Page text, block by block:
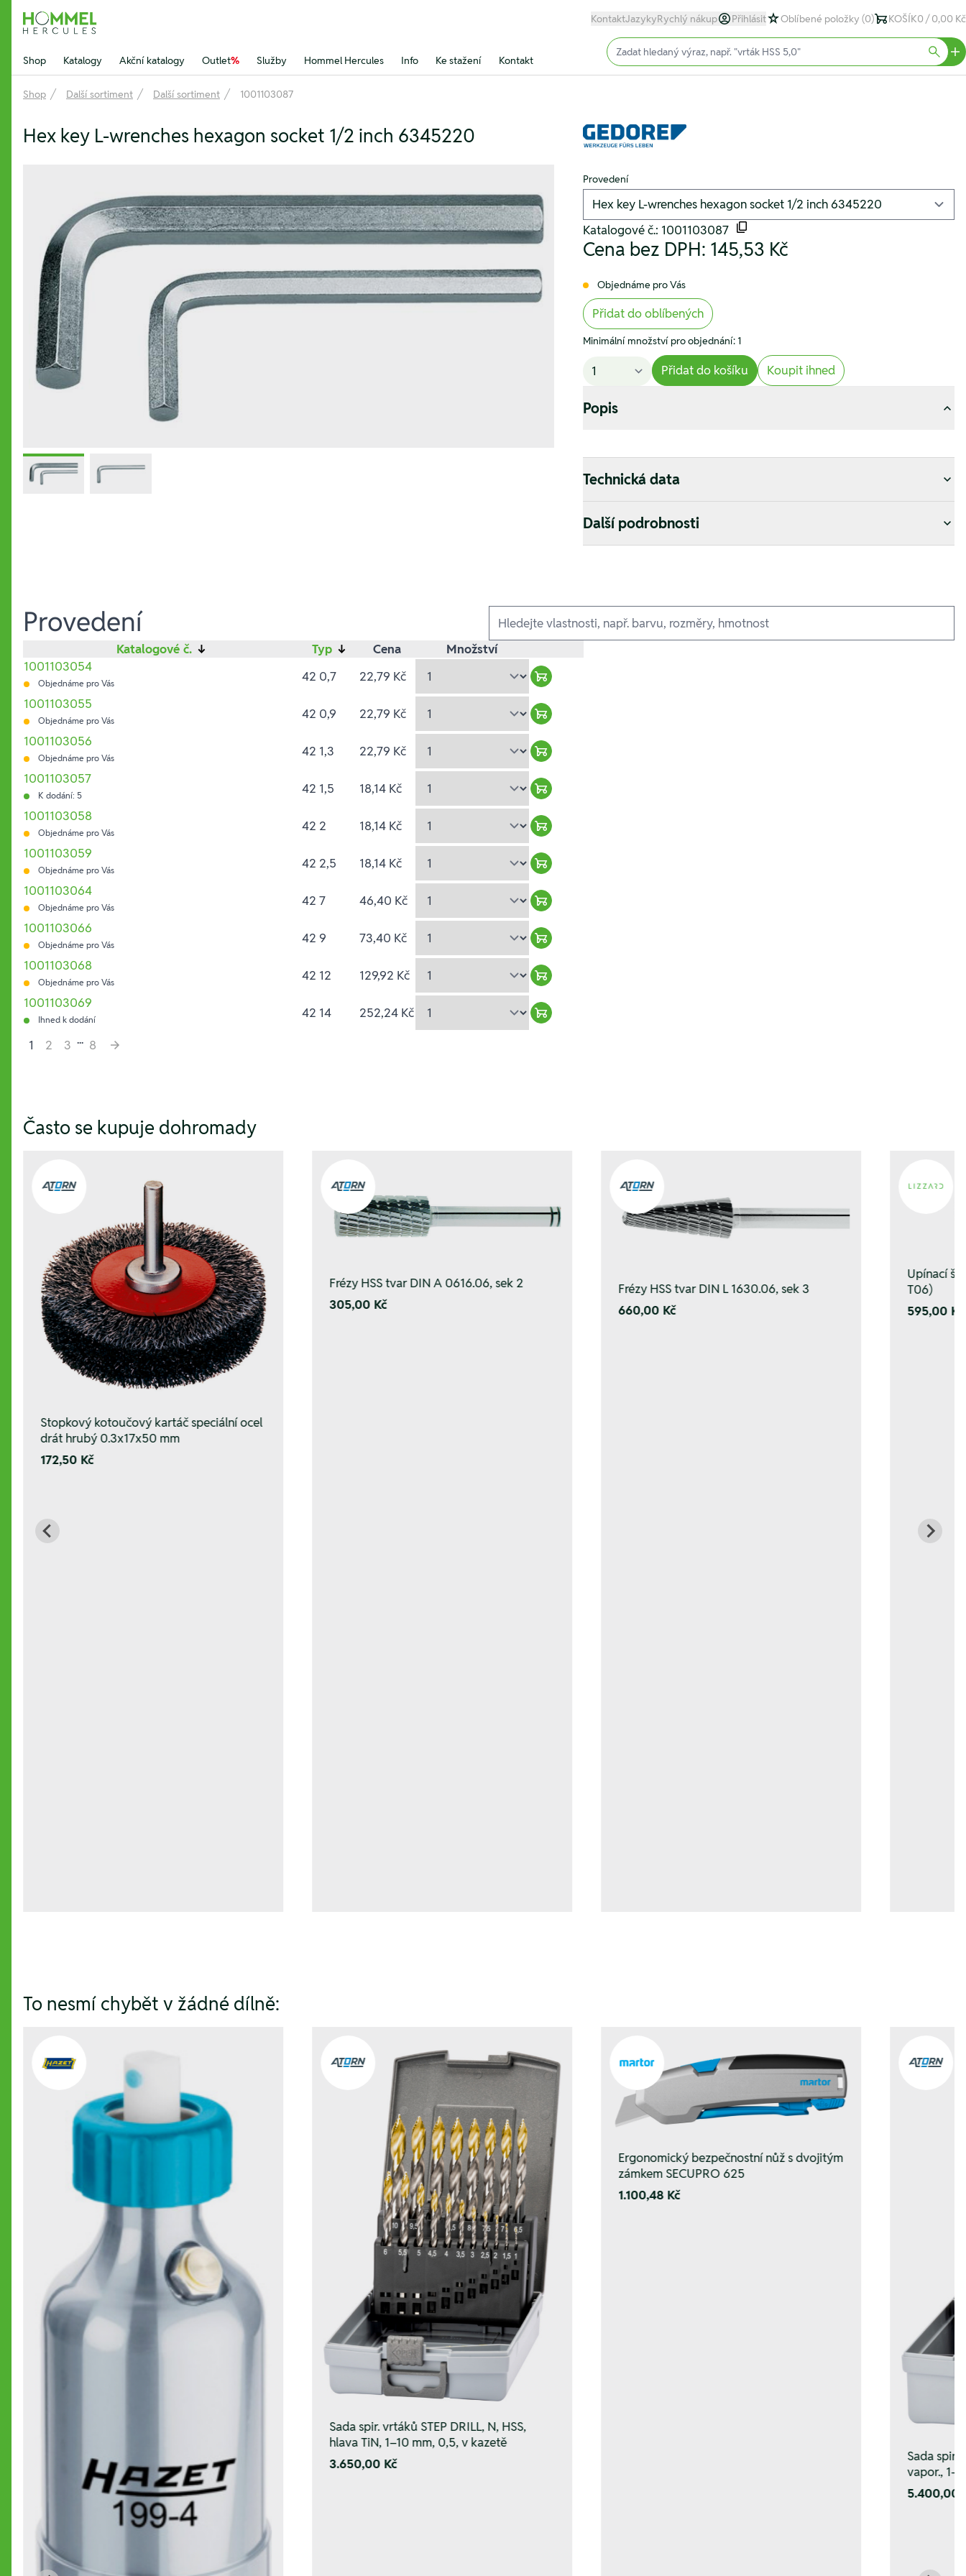
Hommel Hercules
KontaktJazykyRychlý nákup Přihlásit Oblíbené položky (0) KOŠÍK0 / 0,00 Kč
Shop Katalogy Akční katalogy Outlet% Služby Hommel Hercules Info Ke stažení Kontakt
Input (text)
Shop Další sortiment Další sortiment 1001103087
Hex key L-wrenches hexagon socket 1/2 inch 6345220
Provedení
Katalogové č.: 1001103087
Cena bez DPH: 145,53 Kč
Objednáme pro Vás
Přidat do oblíbených
Minimální množství pro objednání: 1
Přidat do košíku Koupit ihned
Popis
Technická data
Další podrobnosti
Provedení Ausführungen
Katalogové č. ↓ Typ ↓ Cena
Množství
1001103054
Objednáme pro Vás 42 0,7 22,79 Kč
Warenkorb hinzufügen
1001103055
Objednáme pro Vás 42 0,9 22,79 Kč
Warenkorb hinzufügen
1001103056
Objednáme pro Vás 42 1,3 22,79 Kč
Warenkorb hinzufügen
1001103057
K dodání: 5 42 1,5 18,14 Kč
Warenkorb hinzufügen
1001103058
Objednáme pro Vás 42 2 18,14 Kč
Warenkorb hinzufügen
1001103059
Objednáme pro Vás 42 2,5 18,14 Kč
Warenkorb hinzufügen
1001103064
Objednáme pro Vás 42 7 46,40 Kč
Warenkorb hinzufügen
1001103066
Objednáme pro Vás 42 9 73,40 Kč
Warenkorb hinzufügen
1001103068
Objednáme pro Vás 42 12 129,92 Kč
Warenkorb hinzufügen
1001103069
Ihned k dodání 42 14 252,24 Kč
Warenkorb hinzufügen
1
2 3 ... 8
Často se kupuje dohromady
Stopkový kotoučový kartáč speciální ocel
drát hrubý 0.3x17x50 mm
172,50 Kč
Frézy HSS tvar DIN A 0616.06, sek 2
305,00 Kč
Frézy HSS tvar DIN L 1630.06, sek 3
660,00 Kč
Upínací
T06)
595,00 Kč
To nesmí chybět v žádné dílně:
Sada spir. vrtáků STEP DRILL, N, HSS,
hlava TiN, 1–10 mm, 0,5, v kazetě
3.650,00 Kč
Ergonomický bezpečnostní nůž s dvojitým
zámkem SECUPRO 625
1.100,48 Kč
Sada spir.
vapor.,
5.400,00